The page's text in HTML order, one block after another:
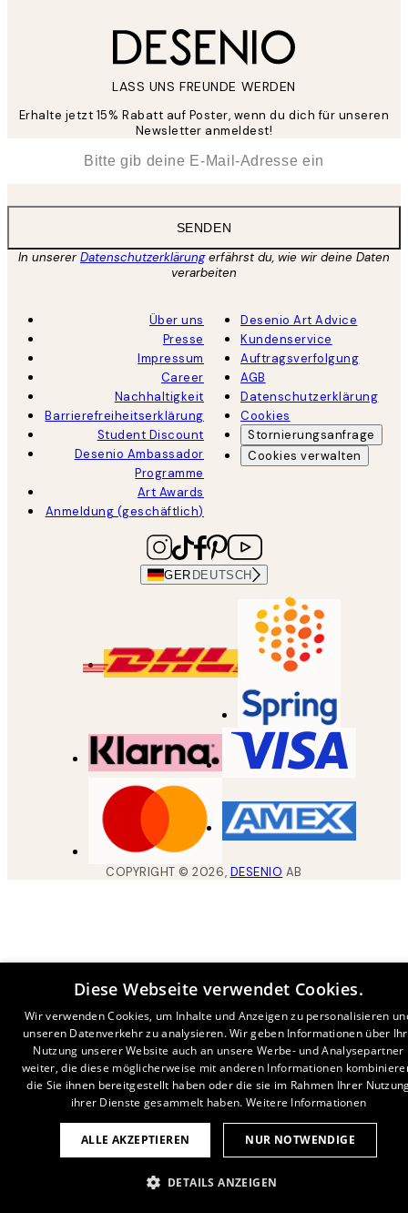
LASS UNS FREUNDE WERDEN
Erhalte jetzt 15% Rabatt auf Poster, wenn du dich für unseren
Newsletter anmeldest!
SENDEN
In unsererDatenschutzerklärungerfährst du, wie wir deine Daten
verarbeiten
Über uns
Presse
Impressum
Career
Nachhaltigkeit
Barrierefreiheitserklärung
Student Discount
Desenio Ambassador
Programme
Art Awards
Anmeldung (geschäftlich)
Desenio Art Advice
Kundenservice
Auftragsverfolgung
AGB
Datenschutzerklärung
Cookies
Stornierungsanfrage
Cookies verwalten
GER DEUTSCH
COPYRIGHT ©2026, DESENIO AB
Diese Webseite verwendet Cookies.
Wir verwenden Cookies, um Inhalte und Anzeigen zu personalisieren
unseren Datenverkehr zu analysieren. Wir geben Informationen über
Nutzung unserer Website auch an unsere Werbe- und Analysepartner
weiter, die diese möglicherweise mit anderen Informationen
die Sie ihnen bereitgestellt haben oder die sie im Rahmen Ihrer
ihrer Dienste gesammelt haben. Weitere Informationen
ALLE AKZEPTIEREN NUR NOTWENDIGE
DETAILS ANZEIGEN